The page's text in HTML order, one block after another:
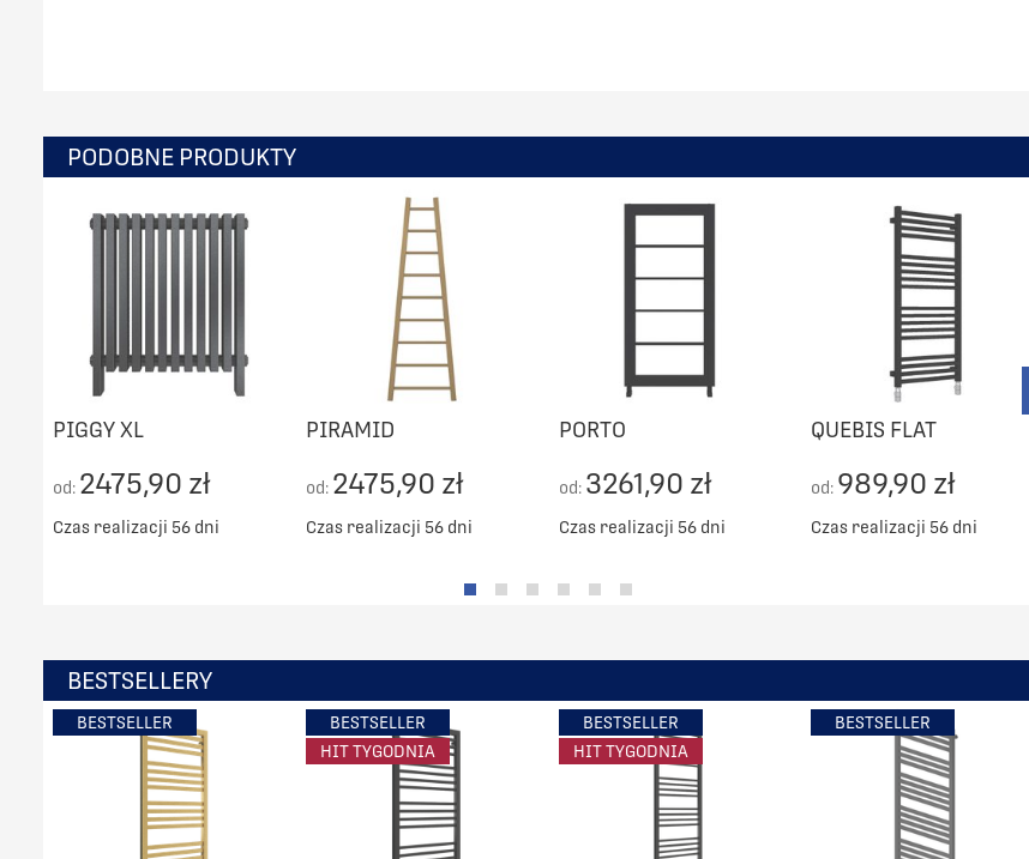
PODOBNE PRODUKTY
PIGGY XL
od: 2475,90 zł
Czas realizacji 56 dni
PIRAMID
od: 2475,90 zł
Czas realizacji 56 dni
PORTO
od: 3261,90 zł
Czas realizacji 56 dni
QUEBIS FLAT
od: 989,90 zł
Czas realizacji 56 dni
BESTSELLERY
BESTSELLER
BESTSELLER
HIT TYGODNIA
BESTSELLER
HIT TYGODNIA
BESTSELLER